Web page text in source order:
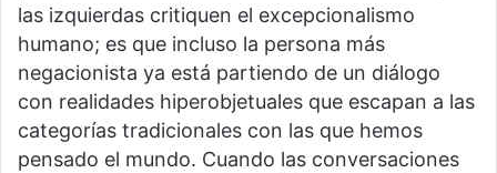
las izquierdas critiquen el excepcionalismo
humano; es que incluso la persona más
negacionista ya está partiendo de un diálogo
con realidades hiperobjetuales que escapan a las
categorías tradicionales con las que hemos
pensado el mundo. Cuando las conversaciones